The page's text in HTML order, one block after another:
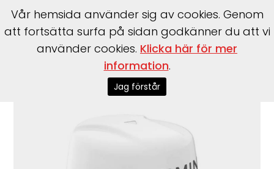
Garmin>Radar GMR Fantom 18x vit
Vår hemsida använder sig av cookies. Genom
att fortsätta surfa på sidan godkänner du att vi
använder cookies. Klicka här för mer
information.
Jag förstår